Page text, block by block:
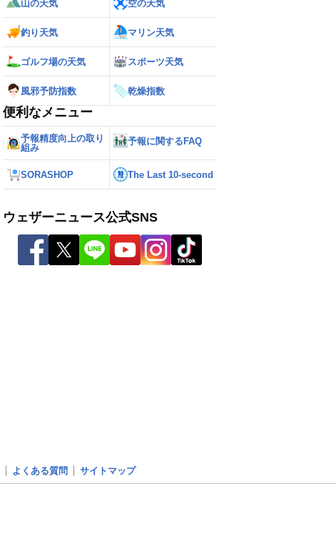
山の天気 空の天気
釣り天気 マリン天気
ゴルフ場の天気 スポーツ天気
風邪予防指数 乾燥指数
便利なメニュー
予報精度向上の取り
組み
予報に関するFAQ
SORASHOP The Last 10-second
ウェザーニュース公式SNS
よくある質問 サイトマップ